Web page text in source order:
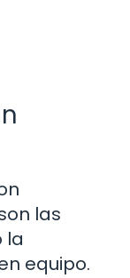
las
la
equipo.